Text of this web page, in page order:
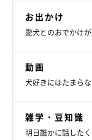
お出かけ
愛犬とのおでかけ
動画
犬好きにはたまら
雑学・豆知識
明日誰かに話した